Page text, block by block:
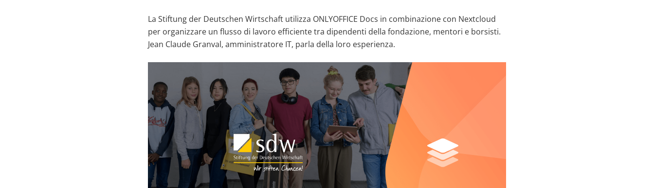
La Stiftung der Deutschen Wirtschaft utilizza ONLYOFFICE Docs in combinazione con Nextcloud
per organizzare un flusso di lavoro efficiente tra dipendenti della fondazione, mentori e borsisti.
Jean Claude Granval, amministratore IT, parla della loro esperienza.